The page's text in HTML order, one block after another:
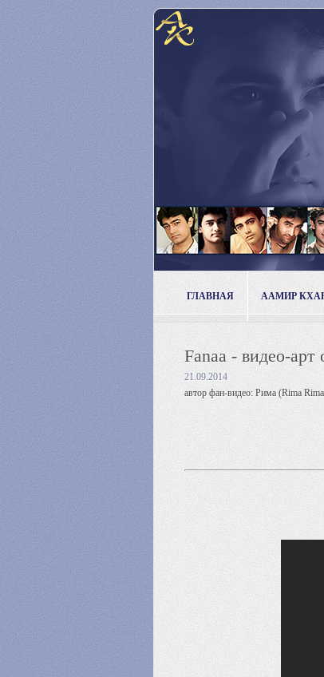
ГЛАВНАЯ ААМИР
Fanaa - видео-
21.09.2014
автор фан-видео: Рима (Rima